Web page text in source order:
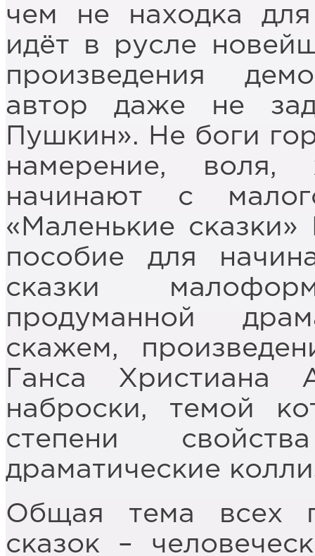
чем не находка
идёт в русле
произведения
автор даже не
Пушкин». Не боги
намерение, воля,
начинают с
«Маленькие
пособие для
сказки
продуманной
скажем,
Ганса Христиана
наброски, темой
степени
драматические
Общая тема всех
сказок –